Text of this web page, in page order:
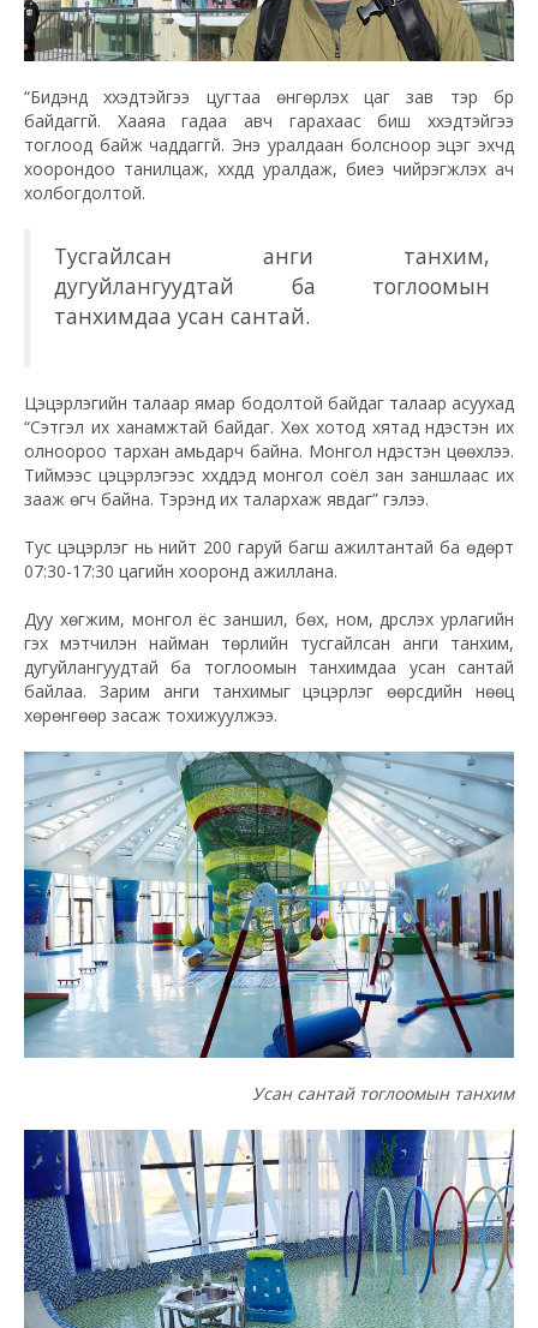
“Бидэнд хүүхэдтэйгээ цугтаа өнгөрүүлэх цаг зав тэр бүр
байдаггүй. Хааяа гадаа авч гарахаас биш хүүхэдтэйгээ
тоглоод байж чаддаггүй. Энэ уралдаан болсноор эцэг эхчүүд
хоорондоо танилцаж, хүүхдүүд уралдаж, биеэ чийрэгжүүлэх ач
холбогдолтой.
Тусгайлсан анги танхим,
дугуйлангуудтай ба тоглоомын
танхимдаа усан сантай.
Цэцэрлэгийн талаар ямар бодолтой байдаг талаар асуухад
“Сэтгэл их ханамжтай байдаг. Хөх хотод хятад үндэстэн их
олноороо тархан амьдарч байна. Монгол үндэстэн цөөхүүлээ.
Тиймээс цэцэрлэгээс хүүхдүүдэд монгол соёл зан заншлаас их
зааж өгч байна. Тэрэнд их талархаж явдаг” гэлээ.
Тус цэцэрлэг нь нийт 200 гаруй багш ажилтантай ба өдөрт
07:30-17:30 цагийн хооронд ажиллана.
Дуу хөгжим, монгол ёс заншил, бөх, ном, дүрслэх урлагийн
гэх мэтчилэн найман төрлийн тусгайлсан анги танхим,
дугуйлангуудтай ба тоглоомын танхимдаа усан сантай
байлаа. Зарим анги танхимыг цэцэрлэг өөрсдийн нөөц
хөрөнгөөр засаж тохижуулжээ.
Усан сантай тоглоомын танхим